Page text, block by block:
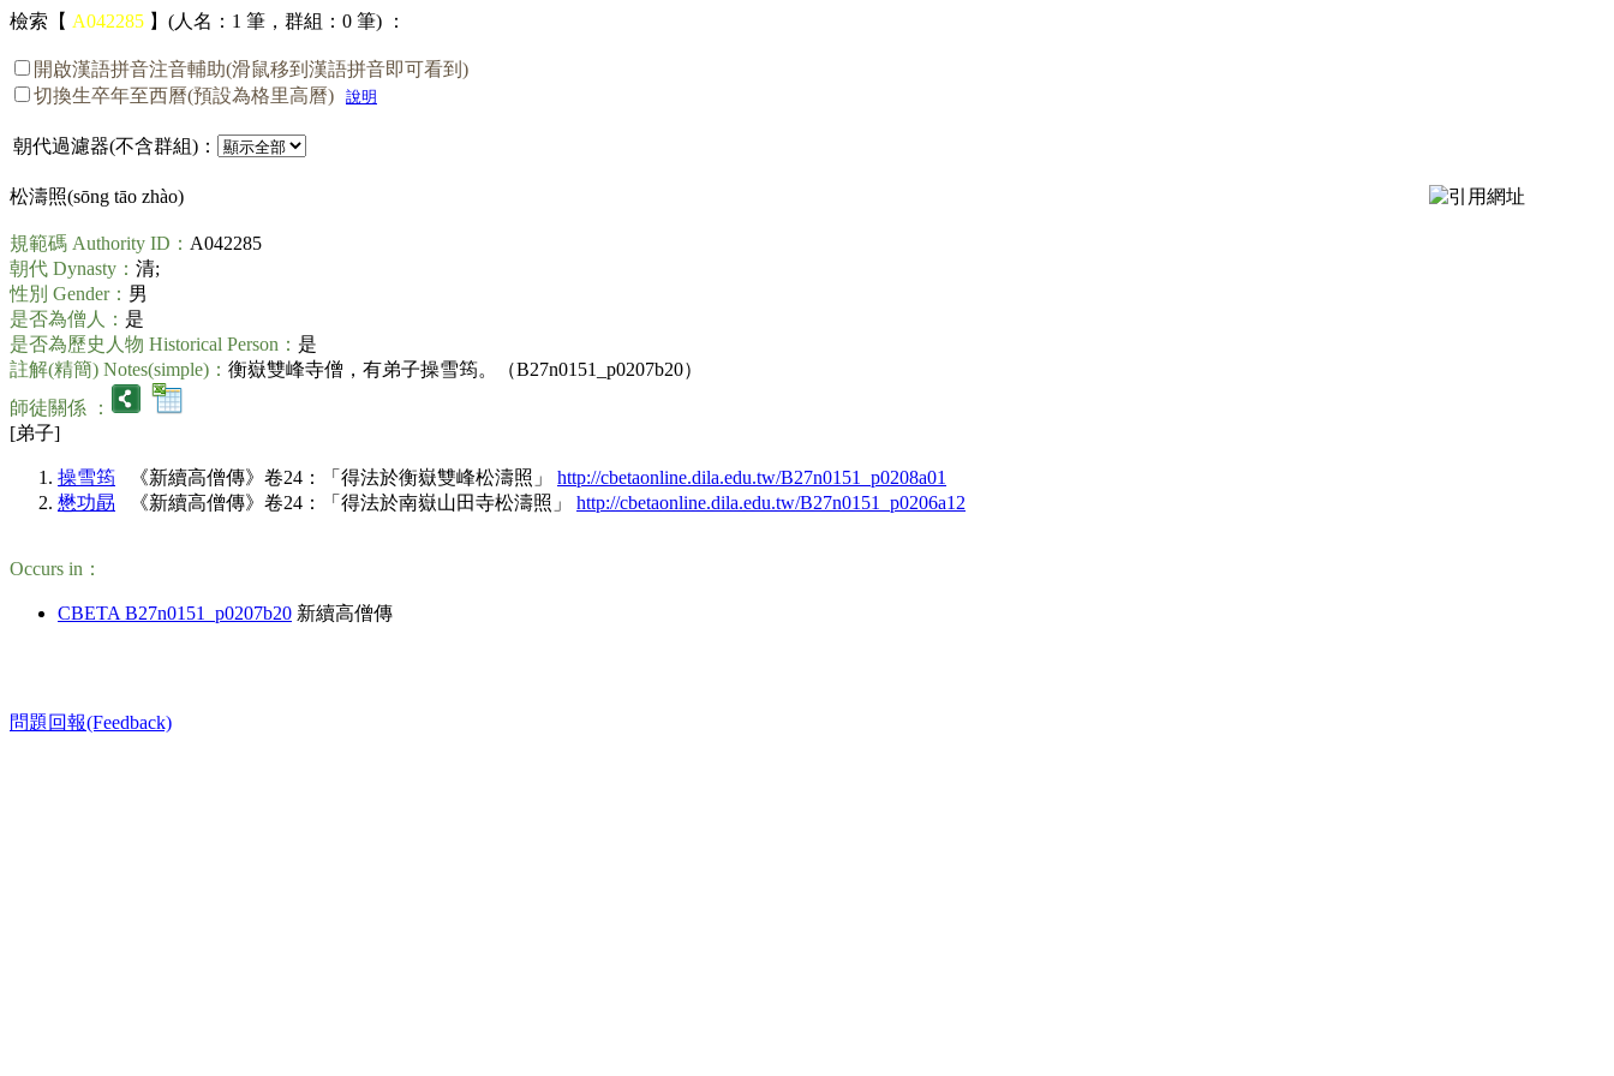
檢索【 A042285 】(人名：1 筆，群組：0 筆) ：
開啟漢語拼音注音輔助(滑鼠移到漢語拼音即可看到)
切換生卒年至西曆(預設為格里高曆)
說明
朝代過濾器(不含群組)：
松濤照(sōng tāo zhào)
規範碼 Authority ID： A042285
朝代 Dynasty： 清;
性別 Gender： 男
是否為僧人： 是
是否為歷史人物 Historical Person： 是
註解(精簡) Notes(simple)： 衡嶽雙峰寺僧，有弟子操雪筠。（B27n0151_p0207b20）
師徒關係 ：
[弟子]
操雪筠 《新續高僧傳》卷24：「得法於衡嶽雙峰松濤照」 http://cbetaonline.dila.edu.tw/B27n0151_p0208a01
懋功勗 《新續高僧傳》卷24：「得法於南嶽山田寺松濤照」 http://cbetaonline.dila.edu.tw/B27n0151_p0206a12
Occurs in：
CBETA B27n0151_p0207b20 新續高僧傳
問題回報(Feedback)